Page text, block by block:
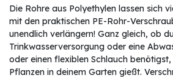
Die Rohre aus Polyethylen lassen sich
mit den praktischen PE-Rohr-
unendlich verlängern! Ganz gleich, ob
Trinkwasserversorgung oder eine
oder einen flexiblen Schlauch
Pflanzen in deinem Garten gießt.